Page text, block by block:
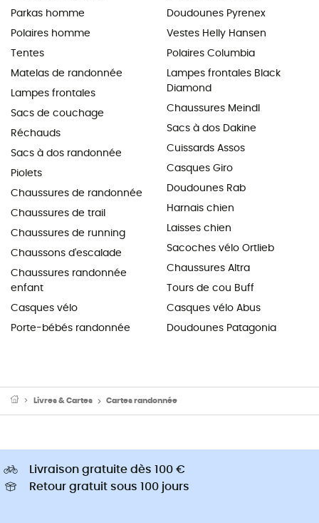
Parkas homme
Polaires homme
Tentes
Matelas de randonnée
Lampes frontales
Sacs de couchage
Réchauds
Sacs à dos randonnée
Piolets
Chaussures de randonnée
Chaussures de trail
Chaussures de running
Chaussons d'escalade
Chaussures randonnée
enfant
Casques vélo
Porte-bébés randonnée
Doudounes Pyrenex
Vestes Helly Hansen
Polaires Columbia
Lampes frontales Black
Diamond
Chaussures Meindl
Sacs à dos Dakine
Cuissards Assos
Casques Giro
Doudounes Rab
Harnais chien
Laisses chien
Sacoches vélo Ortlieb
Chaussures Altra
Tours de cou Buff
Casques vélo Abus
Doudounes Patagonia
Livres & Cartes Cartes randonnée
Livraison gratuite dès 100 €
Retour gratuit sous 100 jours